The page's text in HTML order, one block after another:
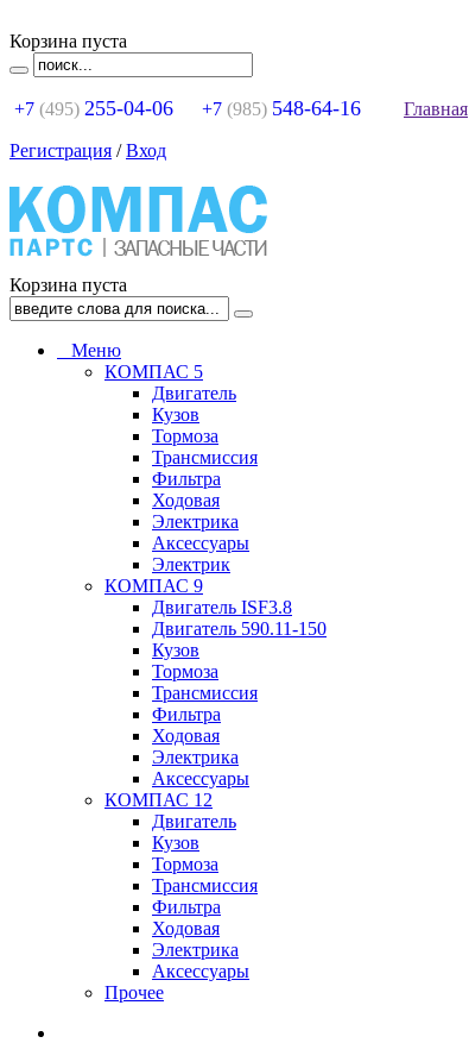
Корзина пуста
+7 (495) 255-04-06 +7 (985) 548-64-16 Главная
Регистрация /Вход
Корзина пуста
Меню
КОМПАС 5
Двигатель
Кузов
Тормоза
Трансмиссия
Фильтра
Ходовая
Электрика
Аксессуары
Электрик
КОМПАС 9
Двигатель ISF3.8
Двигатель 590.11-150
Кузов
Тормоза
Трансмиссия
Фильтра
Ходовая
Электрика
Аксессуары
КОМПАС 12
Двигатель
Кузов
Тормоза
Трансмиссия
Фильтра
Ходовая
Электрика
Аксессуары
Прочее